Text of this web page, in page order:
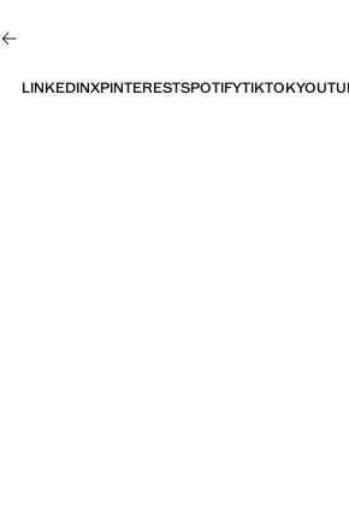
TIKTOK
SPOTIFY
PINTEREST
X
LINKEDIN